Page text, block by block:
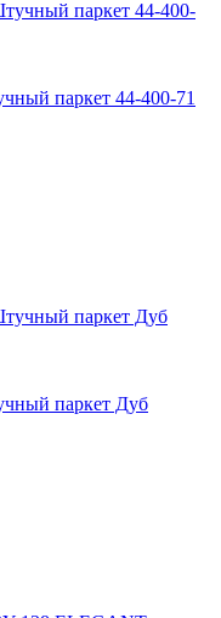
паркет 44-400-71
паркет Дуб